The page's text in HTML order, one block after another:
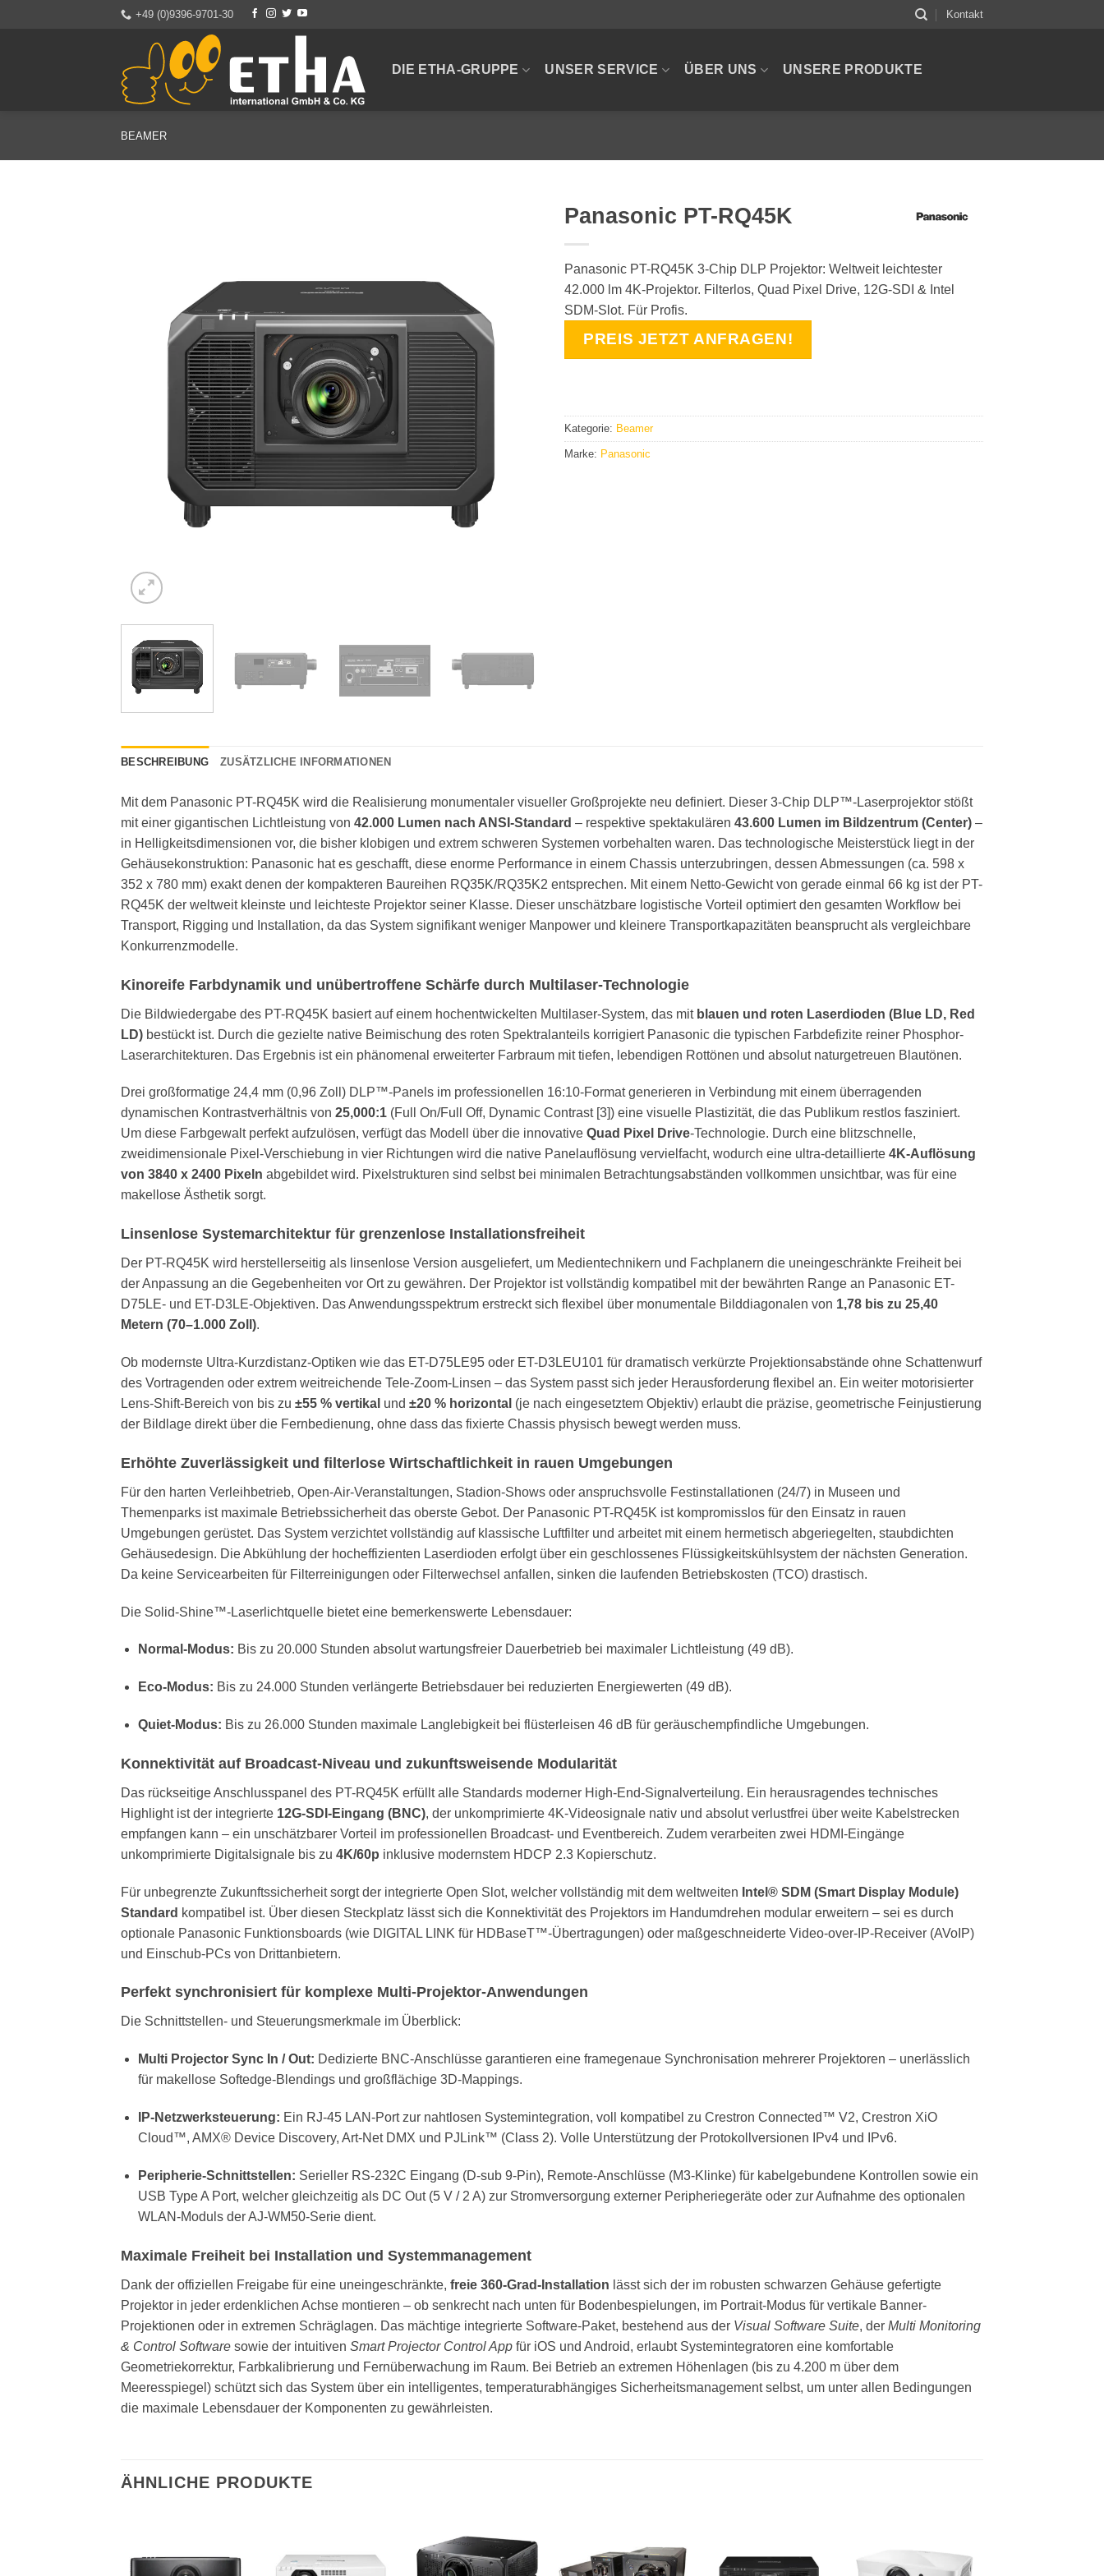
+49 (0)9396-9701-30 Kontakt
DIE ETHA-GRUPPE UNSER SERVICE ÜBER UNS UNSERE PRODUKTE
BEAMER
Panasonic PT-RQ45K
Panasonic PT-RQ45K 3-Chip DLP Projektor: Weltweit leichtester
42.000 lm 4K-Projektor. Filterlos, Quad Pixel Drive, 12G-SDI & Intel
SDM-Slot. Für Profis.
PREIS JETZT ANFRAGEN!
Kategorie: Beamer
Marke: Panasonic
BESCHREIBUNG ZUSÄTZLICHE INFORMATIONEN
Mit dem Panasonic PT-RQ45K wird die Realisierung monumentaler visueller Großprojekte neu definiert. Dieser 3-Chip DLP™-Laserprojektor stößt
mit einer gigantischen Lichtleistung von 42.000 Lumen nach ANSI-Standard – respektive spektakulären 43.600 Lumen im Bildzentrum (Center) –
in Helligkeitsdimensionen vor, die bisher klobigen und extrem schweren Systemen vorbehalten waren. Das technologische Meisterstück liegt in der
Gehäusekonstruktion: Panasonic hat es geschafft, diese enorme Performance in einem Chassis unterzubringen, dessen Abmessungen (ca. 598 x
352 x 780 mm) exakt denen der kompakteren Baureihen RQ35K/RQ35K2 entsprechen. Mit einem Netto-Gewicht von gerade einmal 66 kg ist der PT-
RQ45K der weltweit kleinste und leichteste Projektor seiner Klasse. Dieser unschätzbare logistische Vorteil optimiert den gesamten Workflow bei
Transport, Rigging und Installation, da das System signifikant weniger Manpower und kleinere Transportkapazitäten beansprucht als vergleichbare
Konkurrenzmodelle.
Kinoreife Farbdynamik und unübertroffene Schärfe durch Multilaser-Technologie
Die Bildwiedergabe des PT-RQ45K basiert auf einem hochentwickelten Multilaser-System, das mit blauen und roten Laserdioden (Blue LD, Red
LD) bestückt ist. Durch die gezielte native Beimischung des roten Spektralanteils korrigiert Panasonic die typischen Farbdefizite reiner Phosphor-
Laserarchitekturen. Das Ergebnis ist ein phänomenal erweiterter Farbraum mit tiefen, lebendigen Rottönen und absolut naturgetreuen Blautönen.
Drei großformatige 24,4 mm (0,96 Zoll) DLP™-Panels im professionellen 16:10-Format generieren in Verbindung mit einem überragenden
dynamischen Kontrastverhältnis von 25,000:1 (Full On/Full Off, Dynamic Contrast [3]) eine visuelle Plastizität, die das Publikum restlos fasziniert.
Um diese Farbgewalt perfekt aufzulösen, verfügt das Modell über die innovative Quad Pixel Drive-Technologie. Durch eine blitzschnelle,
zweidimensionale Pixel-Verschiebung in vier Richtungen wird die native Panelauflösung vervielfacht, wodurch eine ultra-detaillierte 4K-Auflösung
von 3840 x 2400 Pixeln abgebildet wird. Pixelstrukturen sind selbst bei minimalen Betrachtungsabständen vollkommen unsichtbar, was für eine
makellose Ästhetik sorgt.
Linsenlose Systemarchitektur für grenzenlose Installationsfreiheit
Der PT-RQ45K wird herstellerseitig als linsenlose Version ausgeliefert, um Medientechnikern und Fachplanern die uneingeschränkte Freiheit bei
der Anpassung an die Gegebenheiten vor Ort zu gewähren. Der Projektor ist vollständig kompatibel mit der bewährten Range an Panasonic ET-
D75LE- und ET-D3LE-Objektiven. Das Anwendungsspektrum erstreckt sich flexibel über monumentale Bilddiagonalen von 1,78 bis zu 25,40
Metern (70–1.000 Zoll).
Ob modernste Ultra-Kurzdistanz-Optiken wie das ET-D75LE95 oder ET-D3LEU101 für dramatisch verkürzte Projektionsabstände ohne Schattenwurf
des Vortragenden oder extrem weitreichende Tele-Zoom-Linsen – das System passt sich jeder Herausforderung flexibel an. Ein weiter motorisierter
Lens-Shift-Bereich von bis zu ±55 % vertikal und ±20 % horizontal (je nach eingesetztem Objektiv) erlaubt die präzise, geometrische Feinjustierung
der Bildlage direkt über die Fernbedienung, ohne dass das fixierte Chassis physisch bewegt werden muss.
Erhöhte Zuverlässigkeit und filterlose Wirtschaftlichkeit in rauen Umgebungen
Für den harten Verleihbetrieb, Open-Air-Veranstaltungen, Stadion-Shows oder anspruchsvolle Festinstallationen (24/7) in Museen und
Themenparks ist maximale Betriebssicherheit das oberste Gebot. Der Panasonic PT-RQ45K ist kompromisslos für den Einsatz in rauen
Umgebungen gerüstet. Das System verzichtet vollständig auf klassische Luftfilter und arbeitet mit einem hermetisch abgeriegelten, staubdichten
Gehäusedesign. Die Abkühlung der hocheffizienten Laserdioden erfolgt über ein geschlossenes Flüssigkeitskühlsystem der nächsten Generation.
Da keine Servicearbeiten für Filterreinigungen oder Filterwechsel anfallen, sinken die laufenden Betriebskosten (TCO) drastisch.
Die Solid-Shine™-Laserlichtquelle bietet eine bemerkenswerte Lebensdauer:
Normal-Modus: Bis zu 20.000 Stunden absolut wartungsfreier Dauerbetrieb bei maximaler Lichtleistung (49 dB).
Eco-Modus: Bis zu 24.000 Stunden verlängerte Betriebsdauer bei reduzierten Energiewerten (49 dB).
Quiet-Modus: Bis zu 26.000 Stunden maximale Langlebigkeit bei flüsterleisen 46 dB für geräuschempfindliche Umgebungen.
Konnektivität auf Broadcast-Niveau und zukunftsweisende Modularität
Das rückseitige Anschlusspanel des PT-RQ45K erfüllt alle Standards moderner High-End-Signalverteilung. Ein herausragendes technisches
Highlight ist der integrierte 12G-SDI-Eingang (BNC), der unkomprimierte 4K-Videosignale nativ und absolut verlustfrei über weite Kabelstrecken
empfangen kann – ein unschätzbarer Vorteil im professionellen Broadcast- und Eventbereich. Zudem verarbeiten zwei HDMI-Eingänge
unkomprimierte Digitalsignale bis zu 4K/60p inklusive modernstem HDCP 2.3 Kopierschutz.
Für unbegrenzte Zukunftssicherheit sorgt der integrierte Open Slot, welcher vollständig mit dem weltweiten Intel® SDM (Smart Display Module)
Standard kompatibel ist. Über diesen Steckplatz lässt sich die Konnektivität des Projektors im Handumdrehen modular erweitern – sei es durch
optionale Panasonic Funktionsboards (wie DIGITAL LINK für HDBaseT™-Übertragungen) oder maßgeschneiderte Video-over-IP-Receiver (AVoIP)
und Einschub-PCs von Drittanbietern.
Perfekt synchronisiert für komplexe Multi-Projektor-Anwendungen
Die Schnittstellen- und Steuerungsmerkmale im Überblick:
Multi Projector Sync In / Out: Dedizierte BNC-Anschlüsse garantieren eine framegenaue Synchronisation mehrerer Projektoren – unerlässlich
für makellose Softedge-Blendings und großflächige 3D-Mappings.
IP-Netzwerksteuerung: Ein RJ-45 LAN-Port zur nahtlosen Systemintegration, voll kompatibel zu Crestron Connected™ V2, Crestron XiO
Cloud™, AMX® Device Discovery, Art-Net DMX und PJLink™ (Class 2). Volle Unterstützung der Protokollversionen IPv4 und IPv6.
Peripherie-Schnittstellen: Serieller RS-232C Eingang (D-sub 9-Pin), Remote-Anschlüsse (M3-Klinke) für kabelgebundene Kontrollen sowie ein
USB Type A Port, welcher gleichzeitig als DC Out (5 V / 2 A) zur Stromversorgung externer Peripheriegeräte oder zur Aufnahme des optionalen
WLAN-Moduls der AJ-WM50-Serie dient.
Maximale Freiheit bei Installation und Systemmanagement
Dank der offiziellen Freigabe für eine uneingeschränkte, freie 360-Grad-Installation lässt sich der im robusten schwarzen Gehäuse gefertigte
Projektor in jeder erdenklichen Achse montieren – ob senkrecht nach unten für Bodenbespielungen, im Portrait-Modus für vertikale Banner-
Projektionen oder in extremen Schräglagen. Das mächtige integrierte Software-Paket, bestehend aus der Visual Software Suite, der Multi Monitoring
& Control Software sowie der intuitiven Smart Projector Control App für iOS und Android, erlaubt Systemintegratoren eine komfortable
Geometriekorrektur, Farbkalibrierung und Fernüberwachung im Raum. Bei Betrieb an extremen Höhenlagen (bis zu 4.200 m über dem
Meeresspiegel) schützt sich das System über ein intelligentes, temperaturabhängiges Sicherheitsmanagement selbst, um unter allen Bedingungen
die maximale Lebensdauer der Komponenten zu gewährleisten.
ÄHNLICHE PRODUKTE